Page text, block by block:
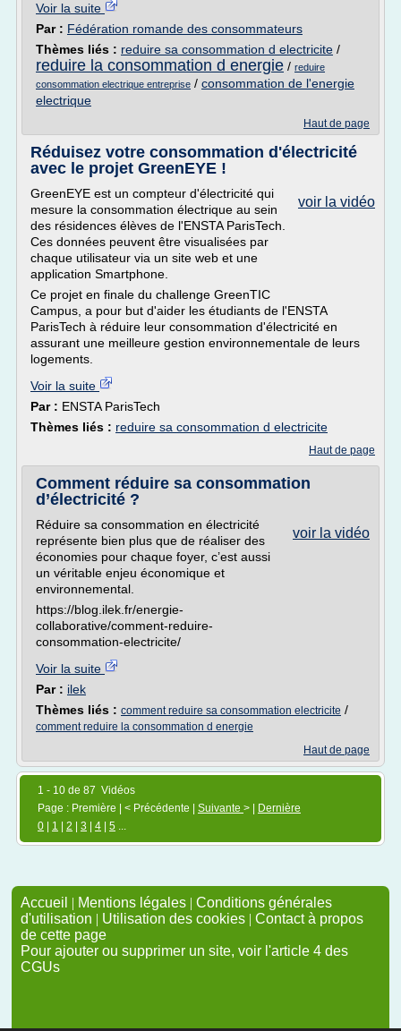
Voir la suite
Par : Fédération romande des consommateurs
Thèmes liés : reduire sa consommation d electricite /
reduire la consommation d energie / reduire
consommation electrique entreprise / consommation de l'energie
electrique
Haut de page
Réduisez votre consommation d'électricité
avec le projet GreenEYE !
voir la vidéo
GreenEYE est un compteur d'électricité qui
mesure la consommation électrique au sein
des résidences élèves de l'ENSTA ParisTech.
Ces données peuvent être visualisées par
chaque utilisateur via un site web et une
application Smartphone.
Ce projet en finale du challenge GreenTIC
Campus, a pour but d'aider les étudiants de l'ENSTA
ParisTech à réduire leur consommation d'électricité en
assurant une meilleure gestion environnementale de leurs
logements.
Voir la suite
Par : ENSTA ParisTech
Thèmes liés : reduire sa consommation d electricite
Haut de page
Comment réduire sa consommation
d’électricité ?
voir la vidéo
Réduire sa consommation en électricité
représente bien plus que de réaliser des
économies pour chaque foyer, c’est aussi
un véritable enjeu économique et
environnemental.
https://blog.ilek.fr/energie-
collaborative/comment-reduire-
consommation-electricite/
Voir la suite
Par : ilek
Thèmes liés : comment reduire sa consommation electricite /
comment reduire la consommation d energie
Haut de page
1 - 10 de 87 Vidéos
Page : Première | < Précédente | Suivante > |
Dernière
0
1 2 3 4 5 ...
Accueil | Mentions légales | Conditions générales
d'utilisation | Utilisation des cookies | Contact à propos
de cette page
Pour ajouter ou supprimer un site, voir l'article 4 des
CGUs